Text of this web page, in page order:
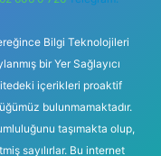
Bilgi Teknolojileri
bir Yer Sağlayıcı
içerikleri proaktif
bulunmamaktadır.
taşımakta olup,
sayılırlar. Bu internet